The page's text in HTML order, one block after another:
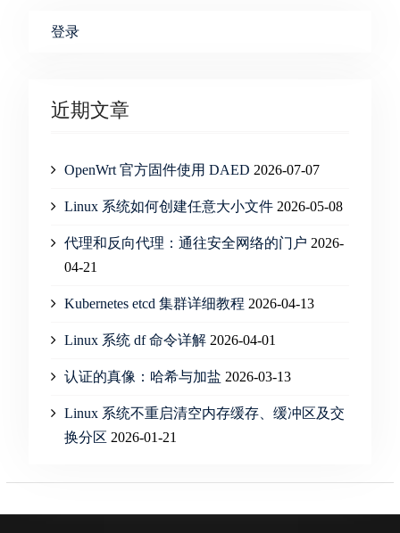
登录
近期文章
OpenWrt 官方固件使用 DAED 2026-07-07
Linux 系统如何创建任意大小文件 2026-05-08
代理和反向代理：通往安全网络的门户 2026-
04-21
Kubernetes etcd 集群详细教程 2026-04-13
Linux 系统 df 命令详解 2026-04-01
认证的真像：哈希与加盐 2026-03-13
Linux 系统不重启清空内存缓存、缓冲区及交
换分区 2026-01-21